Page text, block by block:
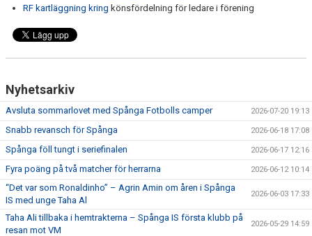
RF kartläggning kring könsfördelning för ledare i förening
Nyhetsarkiv
Avsluta sommarlovet med Spånga Fotbolls camper 2026-07-20 19:13
Snabb revansch för Spånga 2026-06-18 17:08
Spånga föll tungt i seriefinalen 2026-06-17 12:16
Fyra poäng på två matcher för herrarna 2026-06-12 10:14
“Det var som Ronaldinho” – Agrin Amin om åren i Spånga
IS med unge Taha Al
2026-06-03 17:33
Taha Ali tillbaka i hemtrakterna – Spånga IS första klubb på
resan mot VM
2026-05-29 14:59